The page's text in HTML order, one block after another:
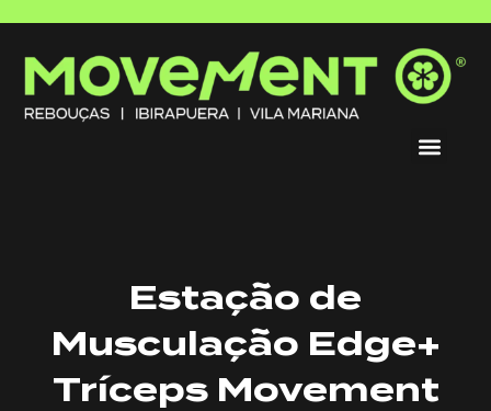
Estação de
Musculação Edge+
Tríceps Movement